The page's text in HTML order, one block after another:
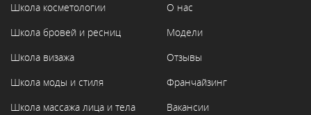
Школа косметологии
Школа бровей и ресниц
Школа визажа
Школа моды и стиля
Школа массажа лица и тела
О нас
Модели
Отзывы
Франчайзинг
Вакансии